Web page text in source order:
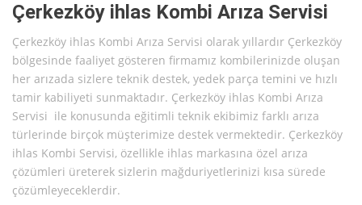
Çerkezköy ihlas Kombi Arıza Servisi
Çerkezköy ihlas Kombi Arıza Servisi olarak yıllardır Çerkezköy
bölgesinde faaliyet gösteren firmamız kombilerinizde oluşan
her arızada sizlere teknik destek, yedek parça temini ve hızlı
tamir kabiliyeti sunmaktadır. Çerkezköy ihlas Kombi Arıza
Servisi ile konusunda eğitimli teknik ekibimiz farklı arıza
türlerinde birçok müşterimize destek vermektedir. Çerkezköy
ihlas Kombi Servisi, özellikle ihlas markasına özel arıza
çözümleri üreterek sizlerin mağduriyetlerinizi kısa sürede
çözümleyeceklerdir.